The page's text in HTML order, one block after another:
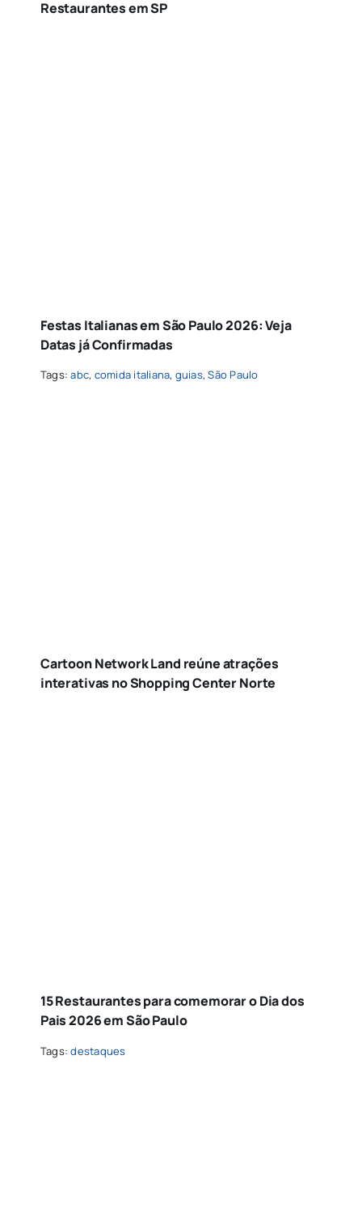
Restaurantes em SP
Festas Italianas em São Paulo 2026: Veja
Datas já Confirmadas
Tags:abc, comida italiana, guias,São Paulo
Cartoon Network Land reúne atrações
interativas no Shopping Center Norte
15 Restaurantes para comemorar o Dia dos
Pais 2026 em São Paulo
Tags:destaques